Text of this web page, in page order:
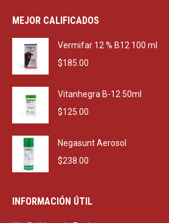
was:
MEJOR CALIFICADOS
Vermifar 12 % B12 100 ml
$185.00
Vitanhegra B-12 50ml
$125.00
Negasunt Aerosol
$238.00
INFORMACIÓN ÚTIL